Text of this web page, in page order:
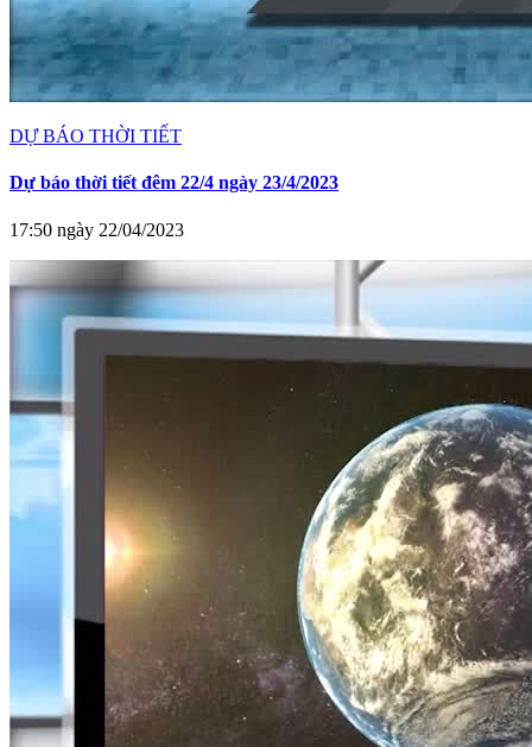
DỰ BÁO THỜI TIẾT
Dự báo thời tiết đêm 22/4 ngày 23/4/2023
17:50 ngày 22/04/2023